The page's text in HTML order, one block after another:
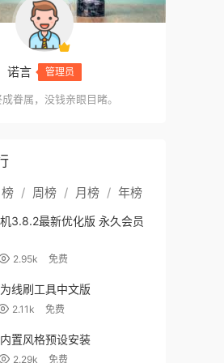
诺言 管理员
眷属，没钱亲眼目睹。
/ 周榜 / 月榜 / 年榜
3.8.2最新优化版 永久会员
2.95k 免费
线刷工具中文版
2.11k 免费
置风格预设安装
2.29k 免费